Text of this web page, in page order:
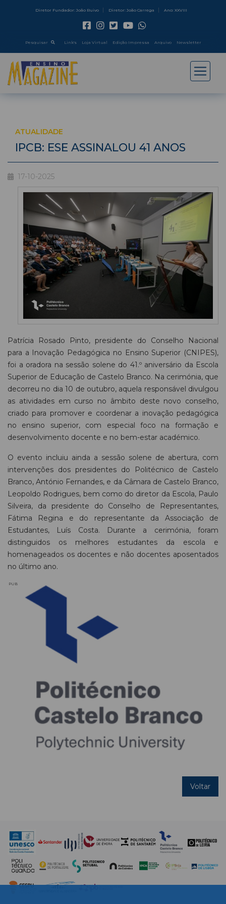
Diretor Fundador: João Ruivo Diretor: João Carrega Ano: XXVIII
Pesquisar Link's Loja Virtual Edição Impressa Arquivo Newsletter
ATUALIDADE
IPCB: ESE ASSINALOU 41 ANOS
17-10-2025
Patrícia Rosado Pinto, presidente do Conselho Nacional
para a Inovação Pedagógica no Ensino Superior (CNIPES),
foi a oradora na sessão solene do 41.º aniversário da Escola
Superior de Educação de Castelo Branco. Na cerimónia, que
decorreu no dia 10 de outubro, aquela responsável divulgou
as atividades em curso no âmbito deste novo conselho,
criado para promover e coordenar a inovação pedagógica
no ensino superior, com especial foco na formação e
desenvolvimento docente e no bem-estar académico.
O evento incluiu ainda a sessão solene de abertura, com
intervenções dos presidentes do Politécnico de Castelo
Branco, António Fernandes, e da Câmara de Castelo Branco,
Leopoldo Rodrigues, bem como do diretor da Escola, Paulo
Silveira, da presidente do Conselho de Representantes,
Fátima Regina e do representante da Associação de
Estudantes, Luís Costa. Durante a cerimónia, foram
distinguidos os melhores estudantes da escola e
homenageados os docentes e não docentes aposentados
no último ano.
PUB
Voltar